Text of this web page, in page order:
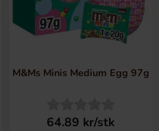
M&Ms Minis Medium Egg 97g
64.89 kr/stk